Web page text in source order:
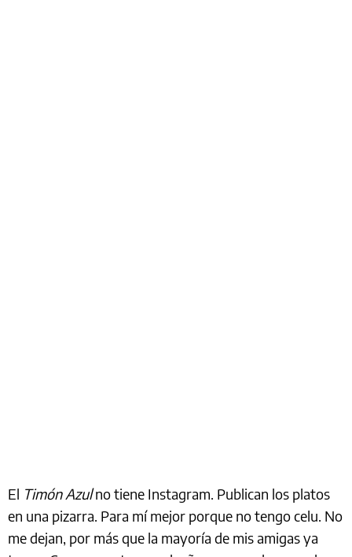
El Timón Azulno tiene Instagram. Publican los platos
en una pizarra. Para mí mejor porque no tengo celu. No
me dejan, por más que la mayoría de mis amigas ya